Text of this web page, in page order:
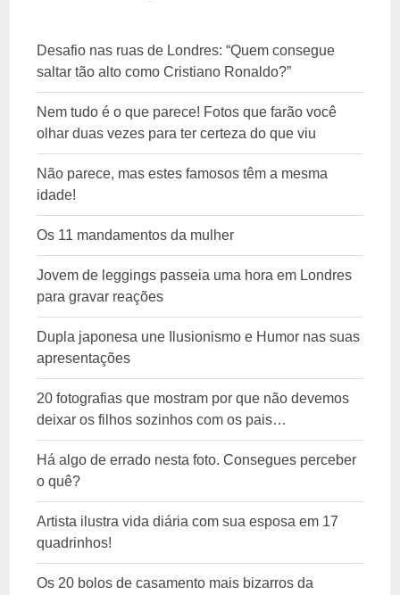
Desafio nas ruas de Londres: “Quem consegue
saltar tão alto como Cristiano Ronaldo?”
Nem tudo é o que parece! Fotos que farão você
olhar duas vezes para ter certeza do que viu
Não parece, mas estes famosos têm a mesma
idade!
Os 11 mandamentos da mulher
Jovem de leggings passeia uma hora em Londres
para gravar reações
Dupla japonesa une Ilusionismo e Humor nas suas
apresentações
20 fotografias que mostram por que não devemos
deixar os filhos sozinhos com os pais…
Há algo de errado nesta foto. Consegues perceber
o quê?
Artista ilustra vida diária com sua esposa em 17
quadrinhos!
Os 20 bolos de casamento mais bizarros da